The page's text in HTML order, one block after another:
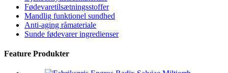
Fødevaretilsætningsstoffer
Mandlig funktionel sundhed
Anti-aging råmateriale
Sunde fødevarer ingredienser
Feature Produkter